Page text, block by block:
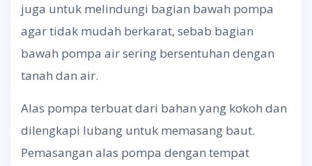
juga untuk melindungi bagian bawah pompa
agar tidak mudah berkarat, sebab bagian
bawah pompa air sering bersentuhan dengan
tanah dan air.
Alas pompa terbuat dari bahan yang kokoh dan
dilengkapi lubang untuk memasang baut.
Pemasangan alas pompa dengan tempat